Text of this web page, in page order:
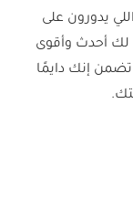
يدورون على
لك أحدث وأقوى
إنك دايمًا